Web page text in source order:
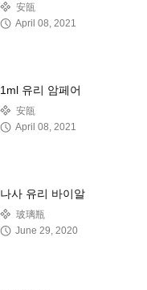
安瓿
April 08, 2021
1ml 유리 암페어
安瓿
April 08, 2021
나사 유리 바이알
玻璃瓶
June 29, 2020